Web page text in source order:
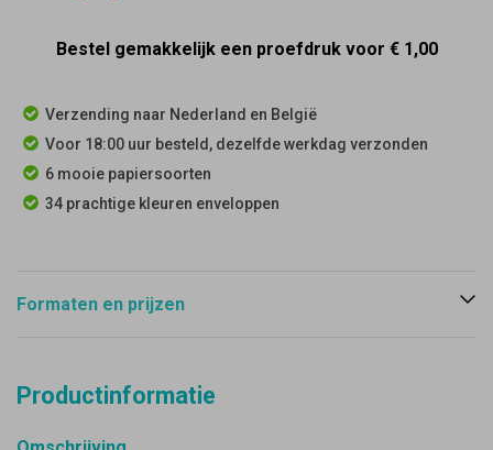
Bestel gemakkelijk een proefdruk voor € 1,00
Verzending naar Nederland en België
Voor 18:00 uur besteld, dezelfde werkdag verzonden
6 mooie papiersoorten
34 prachtige kleuren enveloppen
Formaten en prijzen
Productinformatie